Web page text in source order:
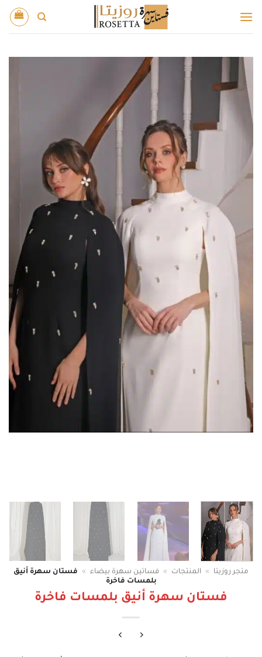
للمحتوى
متجر روزيتا » المنتجات » فساتين سهرة بيضاء »
فستان سهرة أنيق
بلمسات فاخرة
فستان سهرة أنيق بلمسات فاخرة